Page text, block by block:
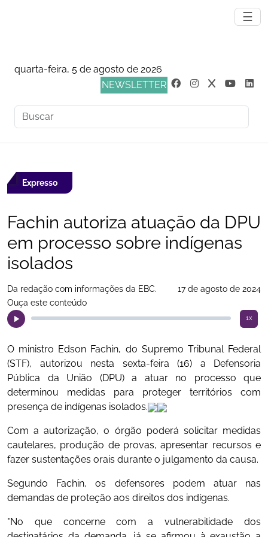
☰
quarta-feira, 5 de agosto de 2026
NEWSLETTER
Expresso
Fachin autoriza atuação da DPU
em processo sobre indígenas
isolados
Da redação com informações da EBC.
17 de agosto de 2024
Ouça este conteúdo
1x
O ministro Edson Fachin, do Supremo Tribunal Federal
(STF), autorizou nesta sexta-feira (16) a Defensoria
Pública da União (DPU) a atuar no processo que
determinou medidas para proteger territórios com
presença de indígenas isolados.
Com a autorização, o órgão poderá solicitar medidas
cautelares, produção de provas, apresentar recursos e
fazer sustentações orais durante o julgamento da causa.
Segundo Fachin, os defensores podem atuar nas
demandas de proteção aos direitos dos indígenas.
"No que concerne com a vulnerabilidade dos